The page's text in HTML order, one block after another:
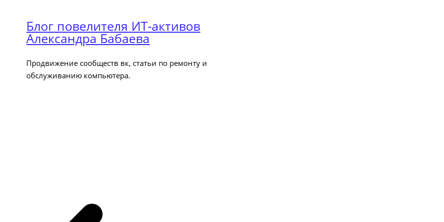
Блог повелителя ИТ-активов
Александра Бабаева
Продвижение сообществ вк, статьи по ремонту и
обслуживанию компьютера.